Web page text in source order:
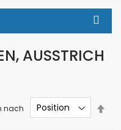
AUSSTRICH
nach